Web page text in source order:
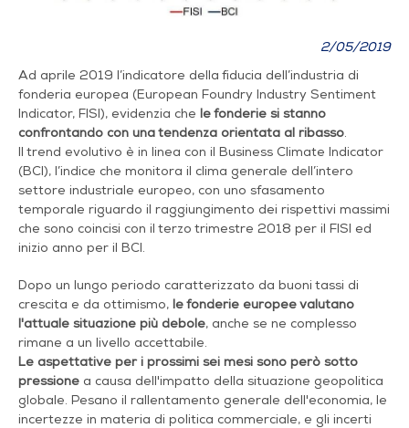
2/05/2019
Ad aprile 2019 l’indicatore della fiducia dell’industria di
fonderia europea (European Foundry Industry Sentiment
Indicator, FISI), evidenzia che le fonderie si stanno
confrontando con una tendenza orientata al ribasso.
Il trend evolutivo è in linea con il Business Climate Indicator
(BCI), l’indice che monitora il clima generale dell’intero
settore industriale europeo, con uno sfasamento
temporale riguardo il raggiungimento dei rispettivi massimi
che sono coincisi con il terzo trimestre 2018 per il FISI ed
inizio anno per il BCI.
Dopo un lungo periodo caratterizzato da buoni tassi di
crescita e da ottimismo, le fonderie europee valutano
l'attuale situazione più debole, anche se ne complesso
rimane a un livello accettabile.
Le aspettative per i prossimi sei mesi sono però sotto
pressione a causa dell'impatto della situazione geopolitica
globale. Pesano il rallentamento generale dell'economia, le
incertezze in materia di politica commerciale, e gli incerti